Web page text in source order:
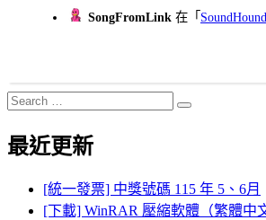
SongFromLink 在「
Search
for:
Search
最近更新
[統一發票] 中獎號碼 115 年 5、6月
[下載] WinRAR 壓縮軟體（繁體中